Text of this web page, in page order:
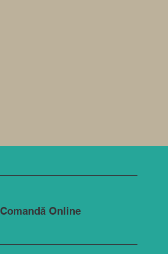
Comandă Online